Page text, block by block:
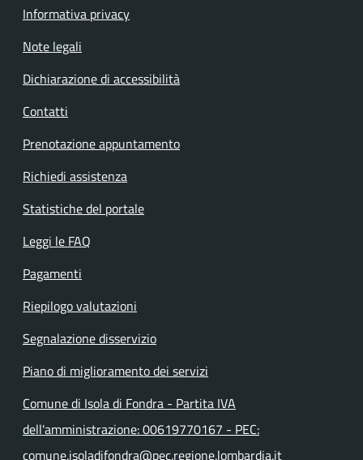
Informativa privacy
Note legali
Dichiarazione di accessibilità
Contatti
Prenotazione appuntamento
Richiedi assistenza
Statistiche del portale
Leggi le FAQ
Pagamenti
Riepilogo valutazioni
Segnalazione disservizio
Piano di miglioramento dei servizi
Comune di Isola di Fondra - Partita IVA
dell'amministrazione: 00619770167 - PEC:
comune.isoladifondra@pec.regione.lombardia.it